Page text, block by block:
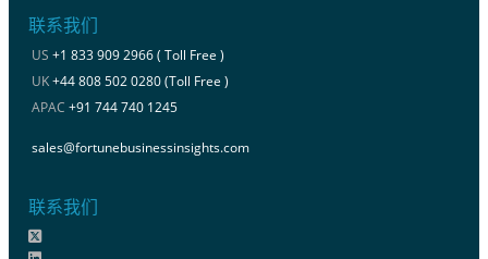
联系我们
US +1 833 909 2966 ( Toll Free )
UK+44 808 502 0280 (Toll Free )
APAC +91 744 740 1245
sales@fortunebusinessinsights.com
联系我们